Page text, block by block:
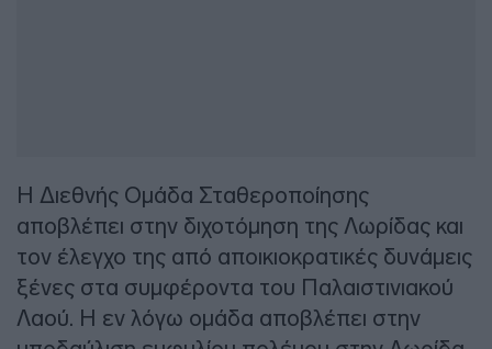
Η Διεθνής Ομάδα Σταθεροποίησης
αποβλέπει στην διχοτόμηση της Λωρίδας και
τον έλεγχο της από αποικιοκρατικές δυνάμεις
ξένες στα συμφέροντα του Παλαιστινιακού
Λαού. Η εν λόγω ομάδα αποβλέπει στην